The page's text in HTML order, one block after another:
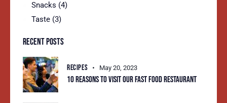
Snacks (4)
Taste (3)
RECENT POSTS
RECIPES May 20, 2023
10 REASONS TO VISIT OUR FAST FOOD RESTAURANT